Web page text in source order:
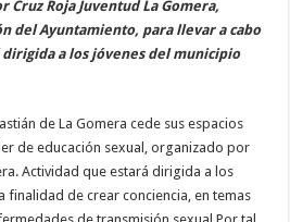
Cruz Roja Juventud La Gomera,
del Ayuntamiento, para llevar a cabo
a los jóvenes del municipio
de La Gomera cede sus espacios
de educación sexual, organizado por
Actividad que estará dirigida a los
finalidad de crear conciencia, en temas